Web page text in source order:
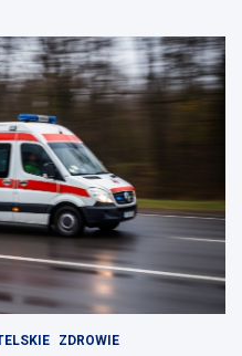
ZDROWIE